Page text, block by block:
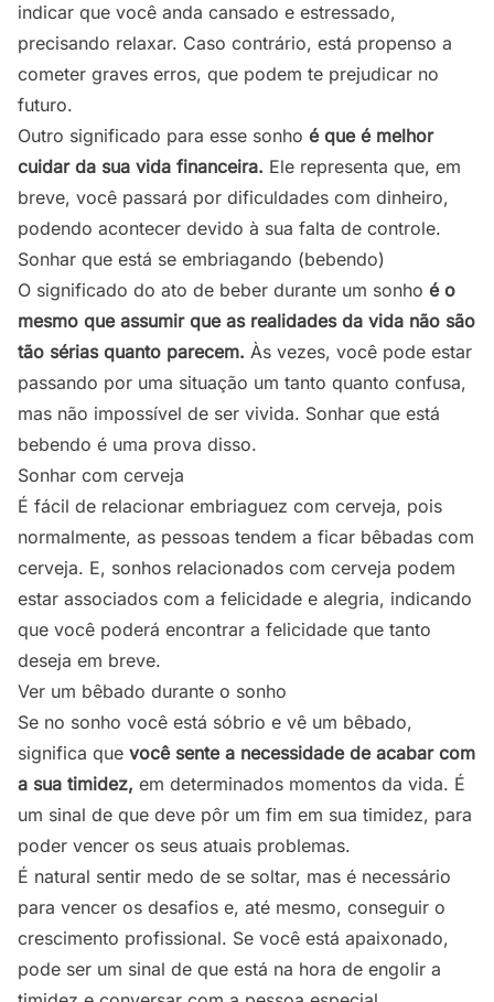
indicar que você anda cansado e estressado,
precisando relaxar. Caso contrário, está propenso a
cometer graves erros, que podem te prejudicar no
futuro.
Outro significado para esse sonho é que é melhor
cuidar da sua vida financeira. Ele representa que, em
breve, você passará por dificuldades com dinheiro,
podendo acontecer devido à sua falta de controle.
Sonhar que está se embriagando (bebendo)
O significado do ato de beber durante um sonho é o
mesmo que assumir que as realidades da vida não são
tão sérias quanto parecem. Às vezes, você pode estar
passando por uma situação um tanto quanto confusa,
mas não impossível de ser vivida. Sonhar que está
bebendo é uma prova disso.
Sonhar com cerveja
É fácil de relacionar embriaguez com cerveja, pois
normalmente, as pessoas tendem a ficar bêbadas com
cerveja. E, sonhos relacionados com cerveja podem
estar associados com a felicidade e alegria, indicando
que você poderá encontrar a felicidade que tanto
deseja em breve.
Ver um bêbado durante o sonho
Se no sonho você está sóbrio e vê um bêbado,
significa que você sente a necessidade de acabar com
a sua timidez, em determinados momentos da vida. É
um sinal de que deve pôr um fim em sua timidez, para
poder vencer os seus atuais problemas.
É natural sentir medo de se soltar, mas é necessário
para vencer os desafios e, até mesmo, conseguir o
crescimento profissional. Se você está apaixonado,
pode ser um sinal de que está na hora de engolir a